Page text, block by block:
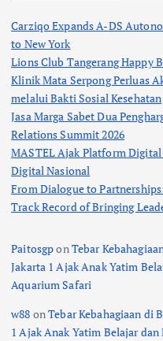
Carziqo Expands A-DS
to New York
Lions Club Tangerang Happy
Klinik Mata Serpong Perluas
melalui Bakti Sosial Kesehatan
Jasa Marga Sabet Dua
Relations Summit 2026
MASTEL Ajak Platform
Digital Nasional
From Dialogue to
Track Record of Bringing
PaitosgponTebar
Jakarta 1 Ajak Anak Yatim
Aquarium Safari
w88 onTebar Kebahagiaan di
1 Ajak Anak Yatim Belajar